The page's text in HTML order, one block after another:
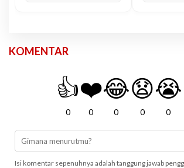
KOMENTAR
👍
0
❤️
0
😂
0
😧
0
😭
0
Isi komentar sepenuhnya adalah tanggung jawab